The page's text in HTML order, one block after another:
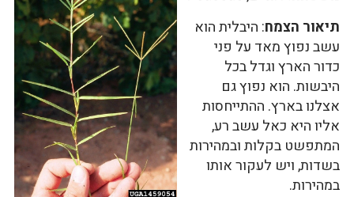
תיאור הצמח: היבלית הוא
עשב נפוץ מאד על פני
כדור הארץ וגדל בכל
היבשות. הוא נפוץ גם
אצלנו בארץ. ההתייחסות
אליו היא כאל עשב רע,
המתפשט בקלות ובמהירות
בשדות, ויש לעקור אותו
במהירות.